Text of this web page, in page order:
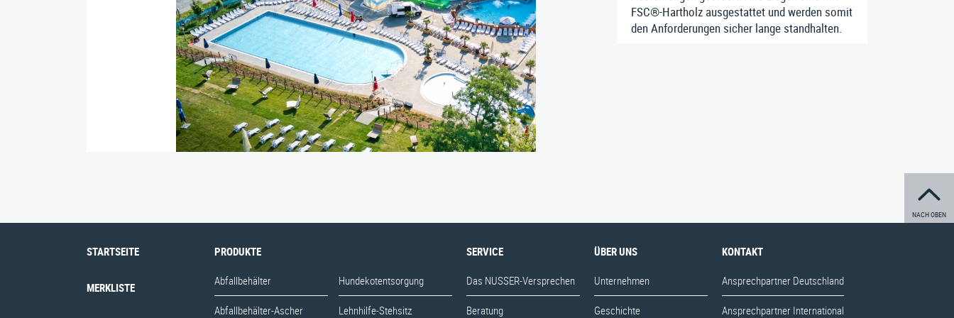
Bankauflagen
Fahrradständer
Tische
Zubehör
Downloads
FSC®-Hartholz ausgestattet und werden somit
den Anforderungen sicher lange standhalten.
STARTSEITE
MERKLISTE
PRODUKTE
Abfallbehälter
Abfallbehälter-Ascher
Hundekotentsorgung
Lehnhilfe-Stehsitz
SERVICE
Das NUSSER-Versprechen
Beratung
ÜBER UNS
Unternehmen
Geschichte
KONTAKT
Ansprechpartner Deutschland
Ansprechpartner International
NACH OBEN